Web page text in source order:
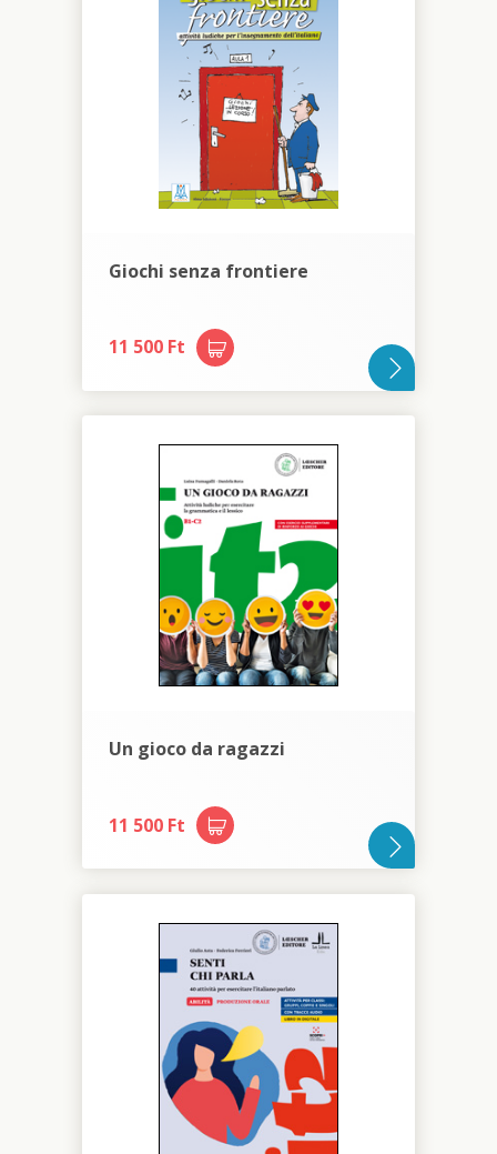
Giochi senza frontiere
11 500 Ft
Un gioco da ragazzi
11 500 Ft